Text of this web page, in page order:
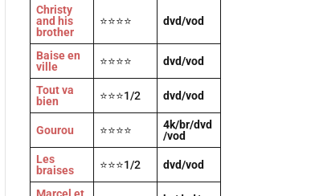
Christy
and his
brother
⭐⭐⭐⭐ dvd/vod
Baise en
ville
⭐⭐⭐⭐ dvd/vod
Tout va
bien
⭐⭐⭐1/2 dvd/vod
Gourou ⭐⭐⭐⭐
4k/br/dvd
/vod
Les
braises
⭐⭐⭐1/2 dvd/vod